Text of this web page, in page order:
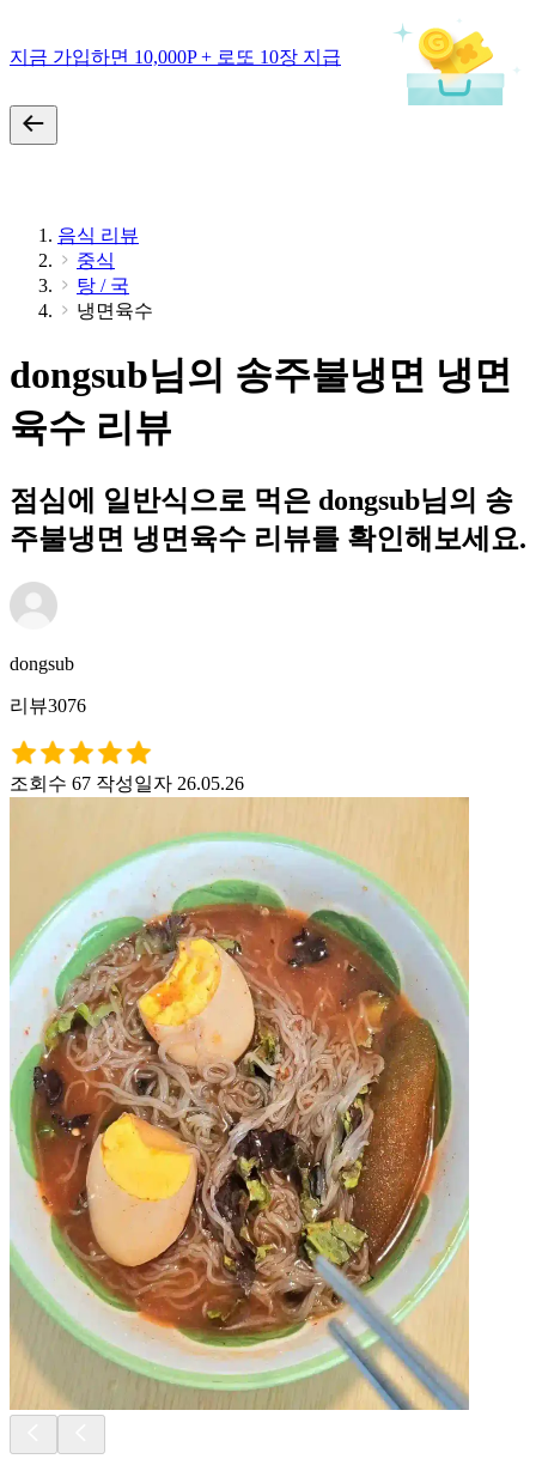
지금 가입하면 10,000P + 로또 10장 지급
음식 리뷰
중식
탕 / 국
냉면육수
dongsub님의 송주불냉면 냉면
육수 리뷰
점심에 일반식으로 먹은 dongsub님의 송
주불냉면 냉면육수 리뷰를 확인해보세요.
dongsub
리뷰3076
조회수 67 작성일자 26.05.26